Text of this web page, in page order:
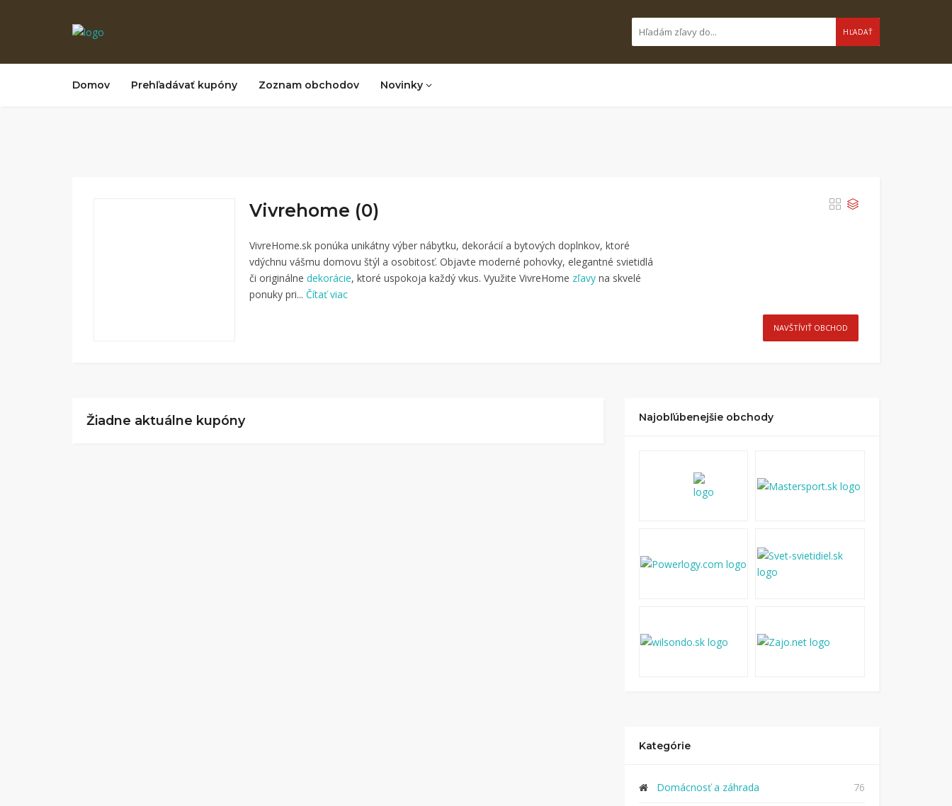
HĽADAŤ
Domov Prehľadávať kupóny Zoznam obchodov Novinky
Vivrehome (0)
VivreHome.sk ponúka unikátny výber nábytku, dekorácií a bytových doplnkov, ktoré
vdýchnu vášmu domovu štýl a osobitosť. Objavte moderné pohovky, elegantné svietidlá
či originálne dekorácie, ktoré uspokoja každý vkus. Využite VivreHome zľavy na skvelé
ponuky pri... Čítať viac
NAVŠTÍVIŤ OBCHOD
Žiadne aktuálne kupóny Najobľúbenejšie obchody
Kategórie
Domácnosť a záhrada 76